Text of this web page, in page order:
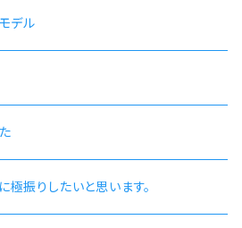
デル
振りしたいと思います。